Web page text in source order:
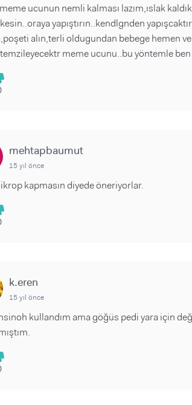
ucunun nemli kalması lazım,ıslak
yapıştırın..kendlgnden
alın,terli oldugundan bebege hemen
meme ucunu..bu yöntemle
mehtapbaumut
15 yıl önce
kapmasın diyede öneriyorlar.
k.eren
15 yıl önce
kullandım ama göğüs pedi yara için